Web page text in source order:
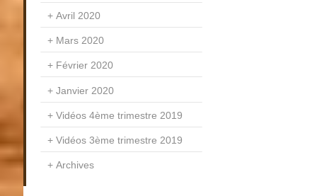
Avril 2020
Mars 2020
Février 2020
Janvier 2020
Vidéos 4ème trimestre 2019
Vidéos 3ème trimestre 2019
Archives